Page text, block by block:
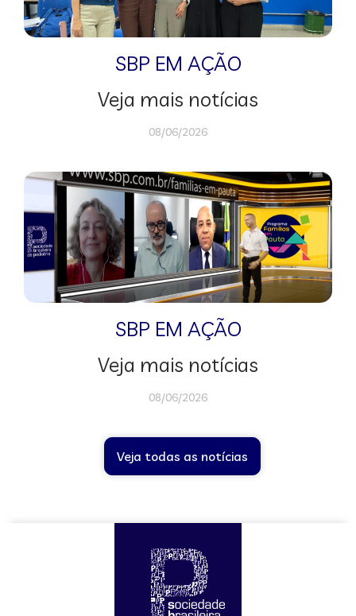
SBP EM AÇÃO
Veja mais notícias
08/06/2026
SBP EM AÇÃO
Veja mais notícias
08/06/2026
Veja todas as notícias